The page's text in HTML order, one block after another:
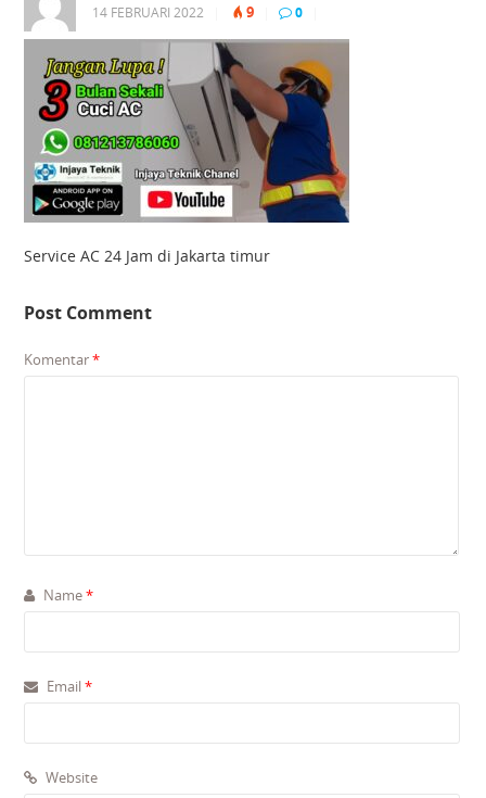
14 FEBRUARI 2022
9 0
Service AC 24 Jam di Jakarta timur
Post Comment
Komentar*
Name*
Email*
Website